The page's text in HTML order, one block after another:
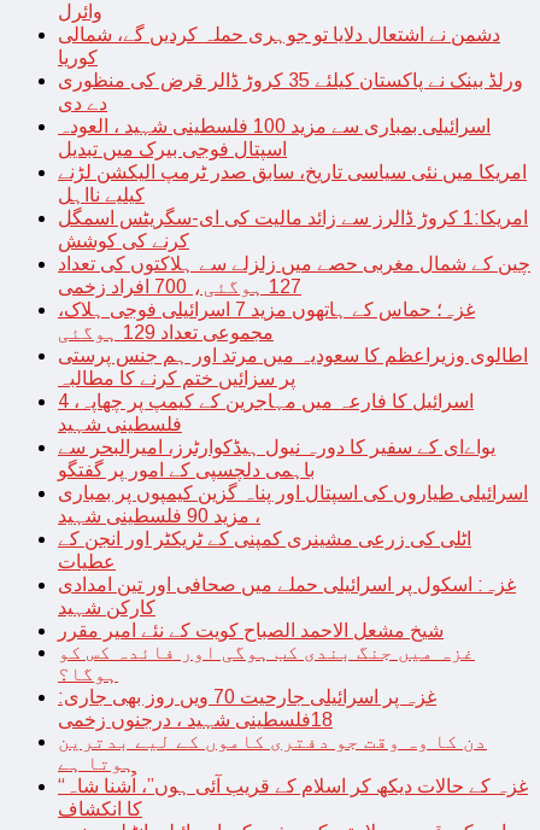
وائرل
دشمن نے اشتعال دلایا تو جوہری حملہ کردیں گے، شمالی
کوریا
ورلڈ بینک نے پاکستان کیلئے 35 کروڑ ڈالر قرض کی منظوری
دے دی
اسرائیلی بمباری سے مزید 100 فلسطینی شہید ، العودہ
اسپتال فوجی بیرک میں تبدیل
امریکا میں نئی سیاسی تاریخ، سابق صدر ٹرمپ الیکشن لڑنے
کیلیے نااہل
امریکا:1 کروڑ ڈالرز سے زائد مالیت کی ای-سگریٹس اسمگل
کرنے کی کوشش
چین کے شمال مغربی حصے میں زلزلے سے ہلاکتوں کی تعداد
127 ہوگئی، 700 افراد زخمی
غزہ؛ حماس کے ہاتھوں مزید 7 اسرائیلی فوجی ہلاک،
مجموعی تعداد 129 ہوگئی
اطالوی وزیراعظم کا سعودیہ میں مرتد اور ہم جنس پرستی
پر سزائیں ختم کرنے کا مطالبہ
اسرائیل کا فارعہ میں مہاجرین کے کیمپ پر چھاپہ، 4
فلسطینی شہید
یواےای کے سفیر کا دورہ نیول ہیڈکوارٹرز، امیرالبحر سے
باہمی دلچسپی کے امور پر گفتگو
اسرائیلی طیاروں کی اسپتال اور پناہ گزین کیمپوں پر بمباری
، مزید 90 فلسطینی شہید
اٹلی کی زرعی مشینری کمپنی کے ٹریکٹر اور انجن کے
عطیات
غزہ: اسکول پر اسرائیلی حملے میں صحافی اور تین امدادی
کارکن شہید
شیخ مشعل الاحمد الصباح کویت کے نئے امیر مقرر
غزہ میں جنگ بندی کب ہوگی اور فائدہ کس کو
ہوگا؟
غزہ پر اسرائیلی جارحیت 70 ویں روز بھی جاری:
18فلسطینی شہید ، درجنوں زخمی
دن کا وہ وقت جو دفتری کاموں کے لیے بدترین
ہوتا ہے
“غزہ کے حالات دیکھ کر اسلام کے قریب آئی ہوں”، اُشنا شاہ
کا انکشاف